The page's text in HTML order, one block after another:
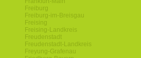
Freiburg
Freiburg-im-Breisgau
Freising
Freising-Landkreis
Freudenstadt
Freudenstadt-Landkreis
Freyung-Grafenau